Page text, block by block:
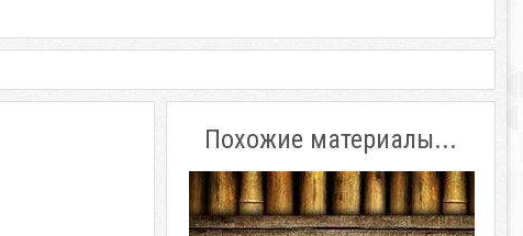
Похожие материалы...